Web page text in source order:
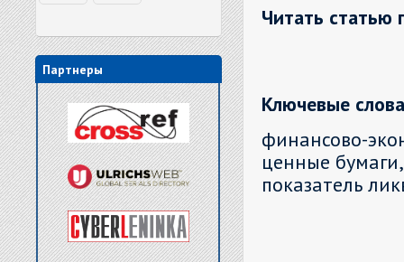
Партнеры
Читать статью
Ключевые
финансово-
ценные
показатель